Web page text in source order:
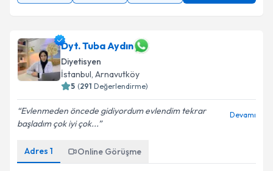
Dyt. Tuba Aydın
Diyetisyen
İstanbul, Arnavutköy
5 (291 Değerlendirme)
Evlenmeden öncede gidiyordum evlendim tekrar
başladım çok iyi çok...
Devamı
Adres 1 Online Görüşme